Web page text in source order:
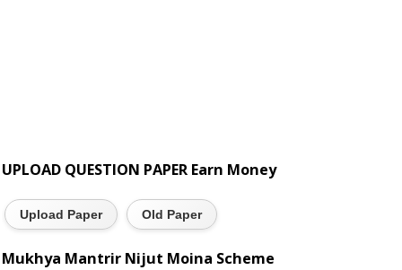
UPLOAD QUESTION PAPER Earn Money
Upload Paper Old Paper
Mukhya Mantrir Nijut Moina Scheme